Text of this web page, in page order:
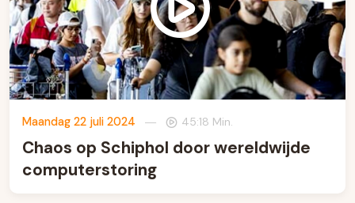
Maandag 22 juli 2024 — 45:18 Min.
Chaos op Schiphol door wereldwijde
computerstoring